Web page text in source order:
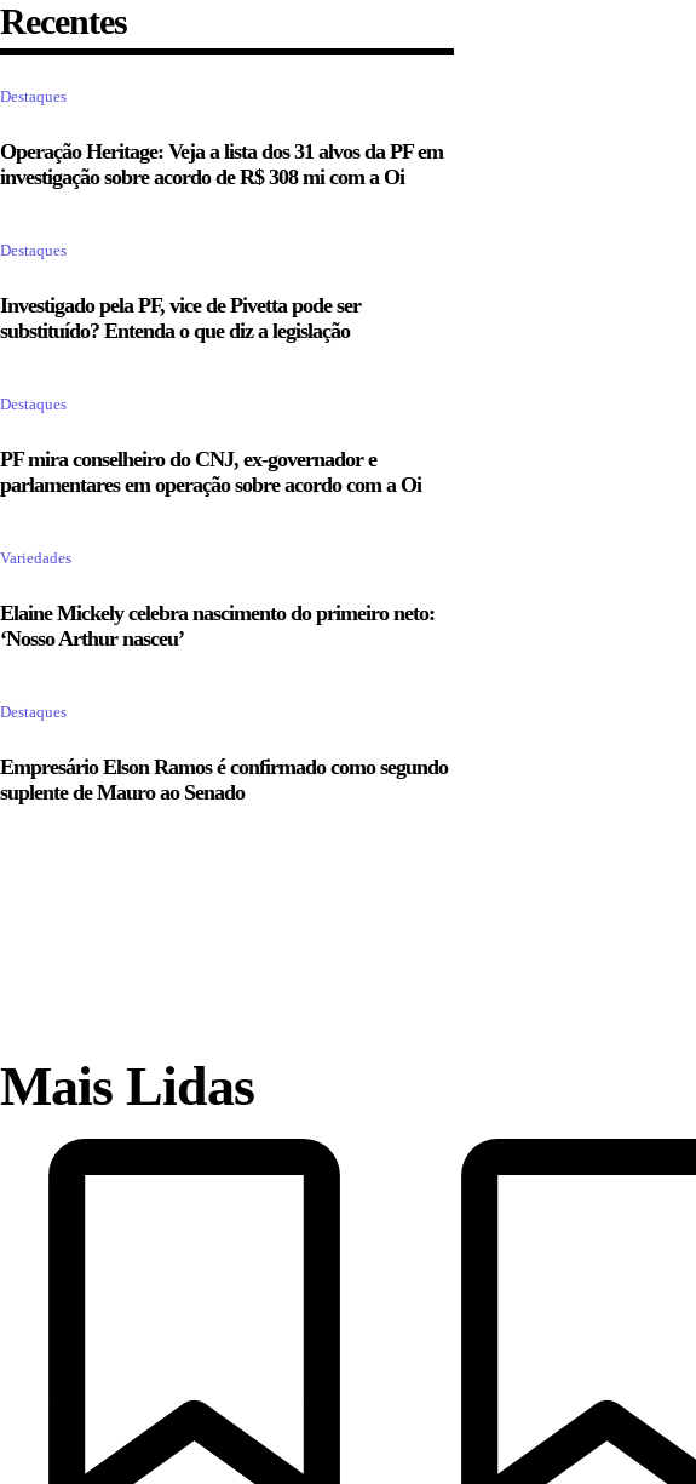
Recentes
Destaques
Operação Heritage: Veja a lista dos 31 alvos da PF em
investigação sobre acordo de R$ 308 mi com a Oi
Destaques
Investigado pela PF, vice de Pivetta pode ser
substituído? Entenda o que diz a legislação
Destaques
PF mira conselheiro do CNJ, ex-governador e
parlamentares em operação sobre acordo com a Oi
Variedades
Elaine Mickely celebra nascimento do primeiro neto:
‘Nosso Arthur nasceu’
Destaques
Empresário Elson Ramos é confirmado como segundo
suplente de Mauro ao Senado
Mais Lidas